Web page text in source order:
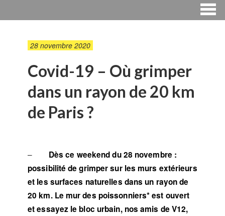
28 novembre 2020
Covid-19 – Où grimper
dans un rayon de 20 km
de Paris ?
– Dès ce weekend du 28 novembre :
possibilité de grimper sur les murs extérieurs
et les surfaces naturelles dans un rayon de
20 km. Le mur des poissonniers* est ouvert
et essayez le bloc urbain, nos amis de V12,